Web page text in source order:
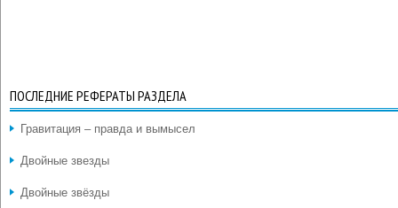
ПОСЛЕДНИЕ РЕФЕРАТЫ РАЗДЕЛА
Гравитация – правда и вымысел
Двойные звезды
Двойные звёзды